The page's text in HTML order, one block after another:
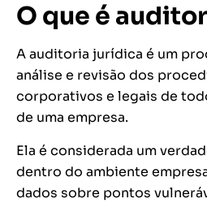
O que é
A auditoria jurídica é um
análise e revisão dos
corporativos e legais de
de uma empresa.
Ela é considerada um
dentro do ambiente
dados sobre pontos